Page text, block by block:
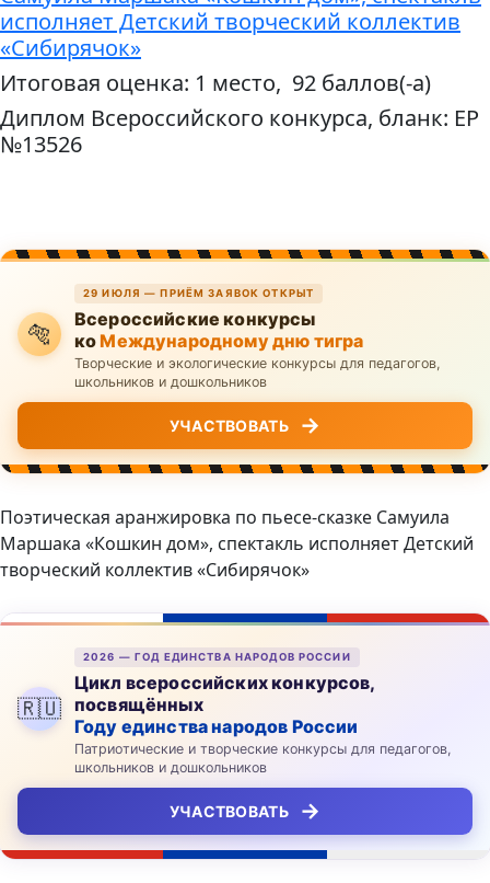
исполняет Детский творческий коллектив
«Сибирячок»
Итоговая оценка: 1 место, 92 баллов(-а)
Диплом Всероссийского конкурса, бланк: ЕР
№13526
🐅
29 ИЮЛЯ — ПРИЁМ ЗАЯВОК ОТКРЫТ
Всероссийские конкурсы
коМеждународному дню тигра
Творческие и экологические конкурсы для педагогов,
школьников и дошкольников
УЧАСТВОВАТЬ →
Поэтическая аранжировка по пьесе-сказке Самуила
Маршака «Кошкин дом», спектакль исполняет Детский
творческий коллектив «Сибирячок»
🇷🇺
2026 — ГОД ЕДИНСТВА НАРОДОВ РОССИИ
Цикл всероссийских конкурсов,
посвящённых
Году единства народов России
Патриотические и творческие конкурсы для педагогов,
школьников и дошкольников
УЧАСТВОВАТЬ →